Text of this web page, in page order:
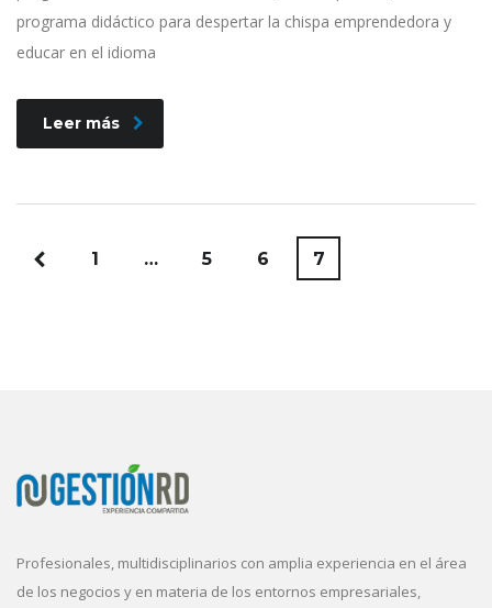
programa didáctico para despertar la chispa emprendedora y
educar en el idioma
Leer más
1 … 5 6 7
Profesionales, multidisciplinarios con amplia experiencia en el área
de los negocios y en materia de los entornos empresariales,